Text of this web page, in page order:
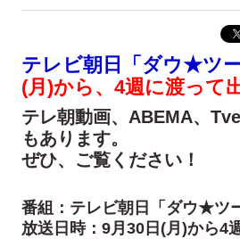
テレビ朝日「ダウ★ツー
(月)から、4週に渡って
テレ朝動画、ABEMA、
もあります。
ぜひ、ご覧ください！
番組：テレビ朝日「ダウ★ツ
放送日時：9月30日(月)から4